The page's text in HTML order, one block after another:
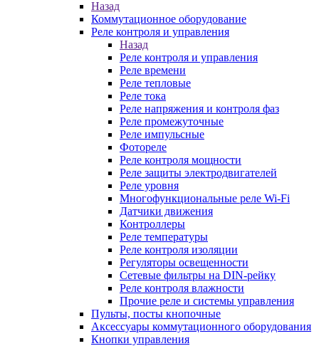
Назад
Коммутационное оборудование
Реле контроля и управления
Назад
Реле контроля и управления
Реле времени
Реле тепловые
Реле тока
Реле напряжения и контроля фаз
Реле промежуточные
Реле импульсные
Фотореле
Реле контроля мощности
Реле защиты электродвигателей
Реле уровня
Многофункциональные реле Wi-Fi
Датчики движения
Контроллеры
Реле температуры
Реле контроля изоляции
Регуляторы освещенности
Сетевые фильтры на DIN-рейку
Реле контроля влажности
Прочие реле и системы управления
Пульты, посты кнопочные
Аксессуары коммутационного оборудования
Кнопки управления